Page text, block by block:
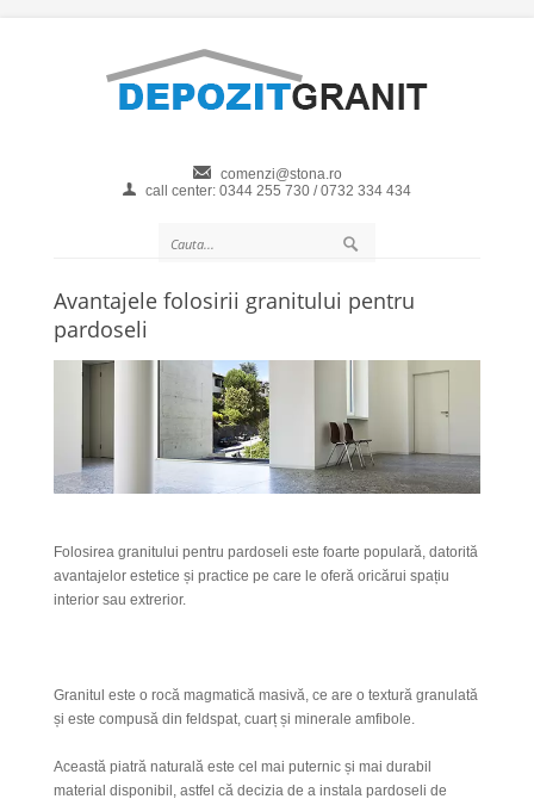
comenzi@stona.ro
call center: 0344 255 730 / 0732 334 434
Avantajele folosirii granitului pentru
pardoseli
Folosirea granitului pentru pardoseli este foarte populară, datorită
avantajelor estetice și practice pe care le oferă oricărui spațiu
interior sau extrerior.
Granitul este o rocă magmatică masivă, ce are o textură granulată
și este compusă din feldspat, cuarț și minerale amfibole.
Această piatră naturală este cel mai puternic și mai durabil
material disponibil, astfel că decizia de a instala pardoseli de